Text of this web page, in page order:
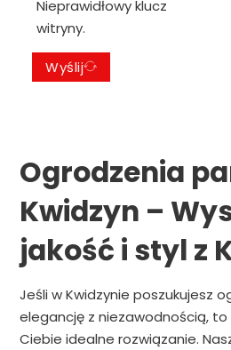
Nieprawidłowy klucz
witryny.
Wyślij
Ogrodzenia
Kwidzyn –
jakość i styl z
Jeśli w Kwidzynie poszukujesz
elegancję z niezawodnością, to
Ciebie idealne rozwiązanie.